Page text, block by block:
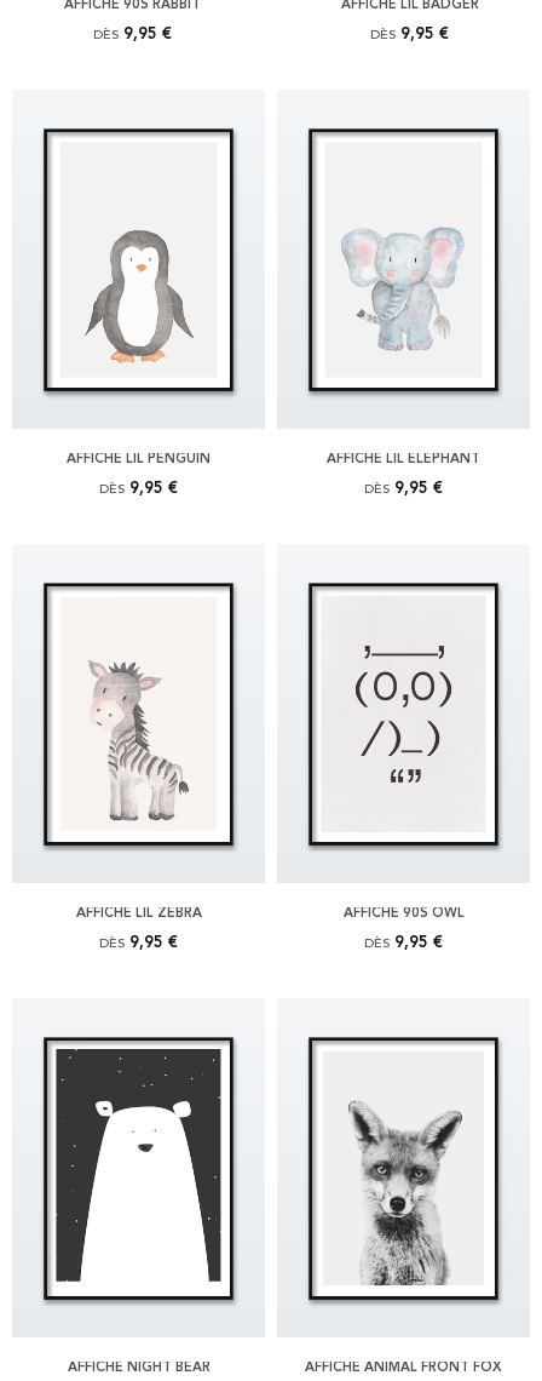
AFFICHE 90S RABBIT
DÈS 9,95 €
AFFICHE LIL BADGER
DÈS 9,95 €
AFFICHE LIL PENGUIN
DÈS 9,95 €
AFFICHE LIL ELEPHANT
DÈS 9,95 €
AFFICHE LIL ZEBRA
DÈS 9,95 €
AFFICHE 90S OWL
DÈS 9,95 €
AFFICHE NIGHT BEAR
AFFICHE ANIMAL FRONT FOX